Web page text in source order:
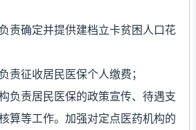
责确定并提供建档立卡贫困人口花
责征收居民医保个人缴费；
负责居民医保的政策宣传、待遇支
算等工作。加强对定点医药机构的